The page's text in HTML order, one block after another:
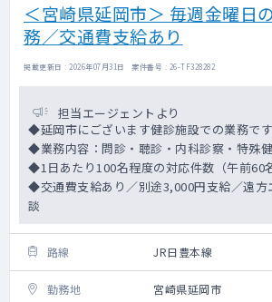
＜宮崎県延岡市＞ 毎週金曜日
務／交通費支給あり
掲載更新日 : 2026年07月31日 案件番号 : 26-TF328282
担当エージェントより
◆延岡市にございます健診施設での業務です
◆業務内容：問診・聴診・内科診察・特殊
◆1日あたり100名程度の対応件数（午前60
◆交通費支給あり／別途3,000円支給／遠方
談
路線 JR日豊本線
勤務地 宮崎県延岡市